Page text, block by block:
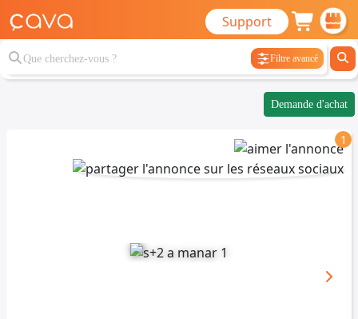
Support
Filtre avancé
Demande d'achat
1